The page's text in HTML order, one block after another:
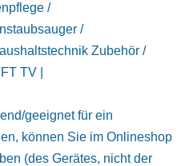
/
/
Zubehör /
TV |
geeignet für ein
können Sie im Onlineshop
(des Gerätes, nicht der